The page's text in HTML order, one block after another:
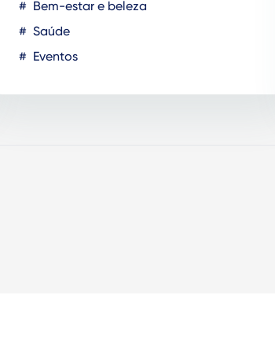
Bem-estar e beleza
Saúde
Eventos